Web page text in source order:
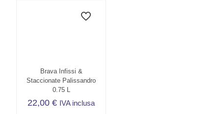
Brava Infissi &
Staccionate Palissandro
0.75 L
22,00€ IVA inclusa